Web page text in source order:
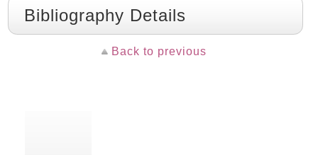
Bibliography Details
Back to previous